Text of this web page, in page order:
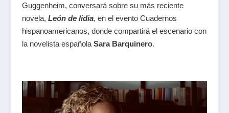
Guggenheim, conversará sobre su más reciente
novela, León de lidia, en el evento Cuadernos
hispanoamericanos, donde compartirá el escenario con
la novelista española Sara Barquinero.